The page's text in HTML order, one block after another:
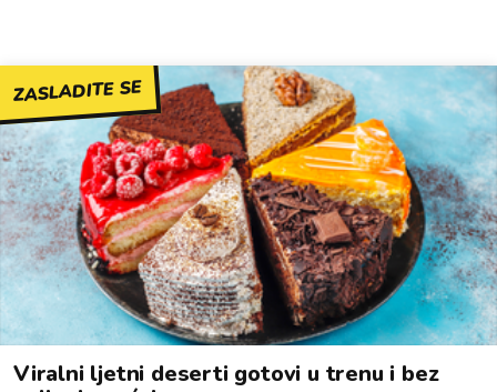
ZASLADITE SE
Viralni ljetni deserti gotovi u trenu i bez